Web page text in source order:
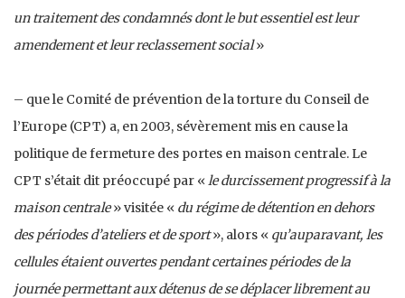
un traitement des condamnés dont le but essentiel est leur
amendement et leur reclassement social»
– que le Comité de prévention de la torture du Conseil de
l’Europe (CPT) a, en 2003, sévèrement mis en cause la
politique de fermeture des portes en maison centrale. Le
CPT s’était dit préoccupé par « le durcissement progressif à la
maison centrale» visitée « du régime de détention en dehors
des périodes d’ateliers et de sport», alors « qu’auparavant, les
cellules étaient ouvertes pendant certaines périodes de la
journée permettant aux détenus de se déplacer librement au